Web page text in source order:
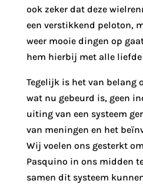
ook zeker dat deze
een verstikkend peloton,
weer mooie dingen op
hem hierbij met alle liefde
Tegelijk is het van belang
wat nu gebeurd is, geen
uiting van een systeem
van meningen en het
Wij voelen ons gesterkt
Pasquino in ons midden
samen dit systeem